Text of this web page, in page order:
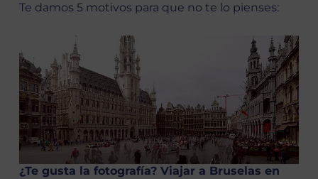
Te damos 5 motivos para que no te lo pienses:
¿Te gusta la fotografía? Viajar a Bruselas en